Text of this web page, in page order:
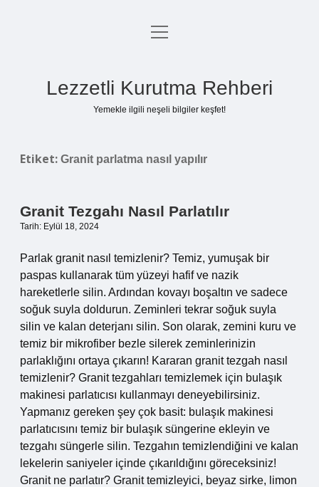
Anasayfa
menüyü
Lezzetli Kurutma Rehberi
Yemekle ilgili neşeli bilgiler keşfet!
Etiket: Granit parlatma nasıl yapılır
Granit Tezgahı Nasıl Parlatılır
Tarih: Eylül 18, 2024
Parlak granit nasıl temizlenir? Temiz, yumuşak bir
paspas kullanarak tüm yüzeyi hafif ve nazik
hareketlerle silin. Ardından kovayı boşaltın ve sadece
soğuk suyla doldurun. Zeminleri tekrar soğuk suyla
silin ve kalan deterjanı silin. Son olarak, zemini kuru ve
temiz bir mikrofiber bezle silerek zeminlerinizin
parlaklığını ortaya çıkarın! Kararan granit tezgah nasıl
temizlenir? Granit tezgahları temizlemek için bulaşık
makinesi parlatıcısı kullanmayı deneyebilirsiniz.
Yapmanız gereken şey çok basit: bulaşık makinesi
parlatıcısını temiz bir bulaşık süngerine ekleyin ve
tezgahı süngerle silin. Tezgahın temizlendiğini ve kalan
lekelerin saniyeler içinde çıkarıldığını göreceksiniz!
Granit ne parlatır? Granit temizleyici, beyaz sirke, limon